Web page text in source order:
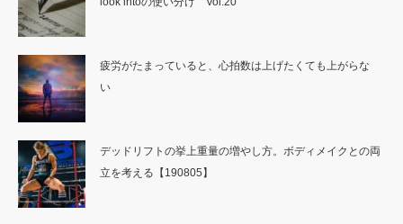
疲労がたまっていると、心拍数は上げたくても上がらな
い
デッドリフトの挙上重量の増やし方。ボディメイクとの両
立を考える【190805】